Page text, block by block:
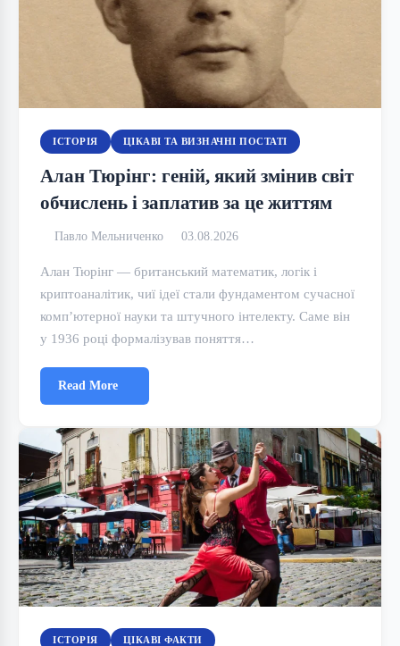
ІСТОРІЯ ЦІКАВІ ТА ВИЗНАЧНІ ПОСТАТІ
Алан Тюрінг: геній, який змінив світ
обчислень і заплатив за це життям
Павло Мельниченко 03.08.2026
Алан Тюрінг — британський математик, логік і
криптоаналітик, чиї ідеї стали фундаментом сучасної
комп’ютерної науки та штучного інтелекту. Саме він
у 1936 році формалізував поняття…
Read More
ІСТОРІЯ ЦІКАВІ ФАКТИ